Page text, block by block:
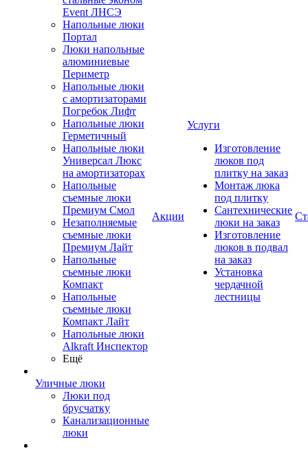
Event ЛНСЭ
Напольные люки
Портал
Люки напольные
алюминиевые
Периметр
Напольные люки
с амортизаторами
Погребок Лифт
Напольные люки
Герметичный
Напольные люки
Универсал Люкс
на амортизаторах
Напольные
съемные люки
Премиум Смол
Незаполняемые
съемные люки
Премиум Лайт
Напольные
съемные люки
Компакт
Напольные
съемные люки
Компакт Лайт
Напольные люки
Alkraft Инспектор
Ещё
Уличные люки
Люки под
брусчатку
Канализационные
люки
Акции
Услуги
Изготовление
люков под
плитку на заказ
Монтаж люка
под плитку
Сантехнические
люки на заказ
Изготовление
люков в подвал
на заказ
Установка
чердачной
лестницы